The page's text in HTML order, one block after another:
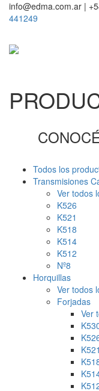
info@edma.com.ar |
441249
Todos los
Transmisiones
Ver todos
K526
K521
K518
K514
K512
Nº8
Horquillas
Ver todos
Forjadas
Ver
K521